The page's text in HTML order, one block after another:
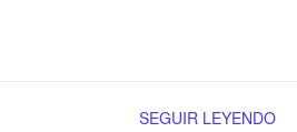
SEGUIR LEYENDO